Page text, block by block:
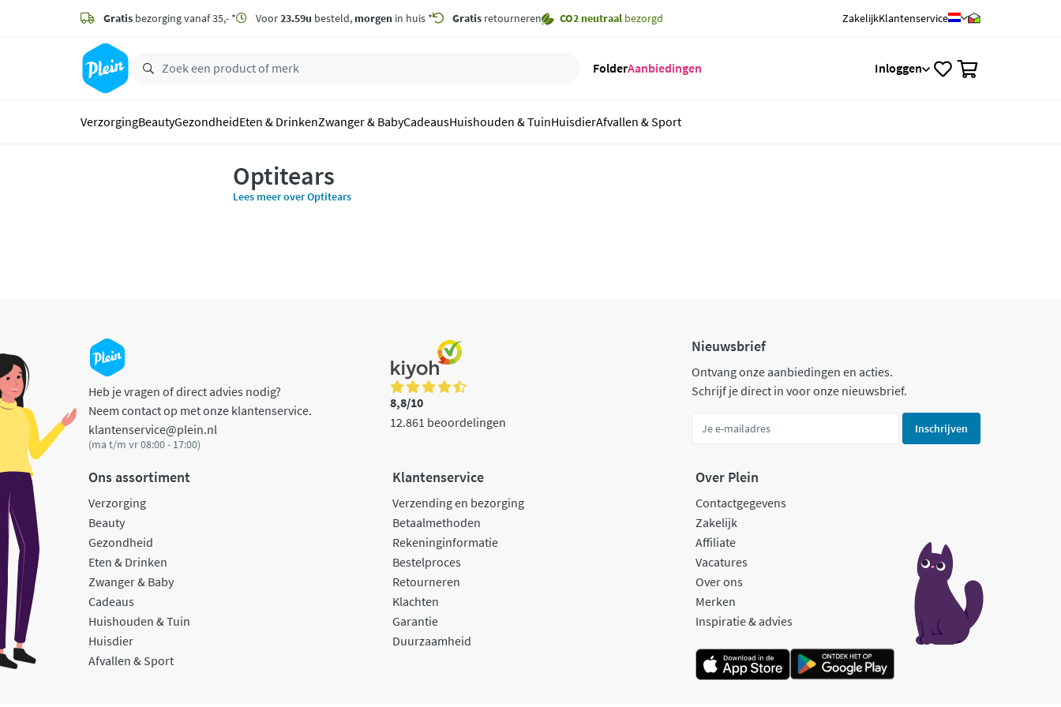
zoeken
hoofdinhoud
Gratis bezorging vanaf 35,- * Voor23.59u besteld, morgen in huis * Gratis retourneren CO2 neutraal bezorgd ZakelijkKlantenservice
FolderAanbiedingen Inloggen
VerzorgingBeautyGezondheidEten & DrinkenZwanger & BabyCadeausHuishouden & TuinHuisdierAfvallen & Sport
Optitears
Lees meer over Optitears
Heb je vragen of direct advies nodig?
Neem contact op met onze klantenservice.
klantenservice@plein.nl
(ma t/m vr 08:00 - 17:00)
8,8/10
12.861 beoordelingen
Nieuwsbrief
Ontvang onze aanbiedingen en acties.
Schrijf je direct in voor onze nieuwsbrief.
Inschrijven
Ons assortiment
Verzorging
Beauty
Gezondheid
Eten & Drinken
Zwanger & Baby
Cadeaus
Huishouden & Tuin
Huisdier
Afvallen & Sport
Klantenservice
Verzending en bezorging
Betaalmethoden
Rekeninginformatie
Bestelproces
Retourneren
Klachten
Garantie
Duurzaamheid
Over Plein
Contactgegevens
Zakelijk
Affiliate
Vacatures
Over ons
Merken
Inspiratie & advies